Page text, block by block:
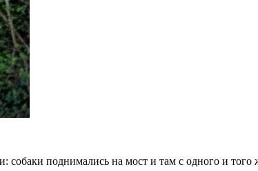
поднимались на мост и там с одного и того